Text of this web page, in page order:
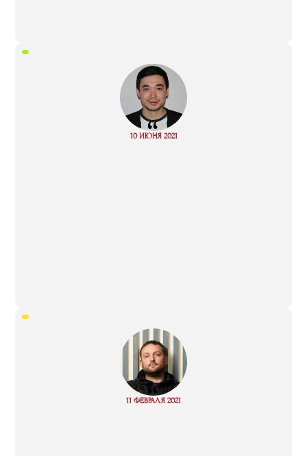
“
10 ИЮНЯ 2021
Read
“
11 ФЕВРАЛЯ 2021
Read